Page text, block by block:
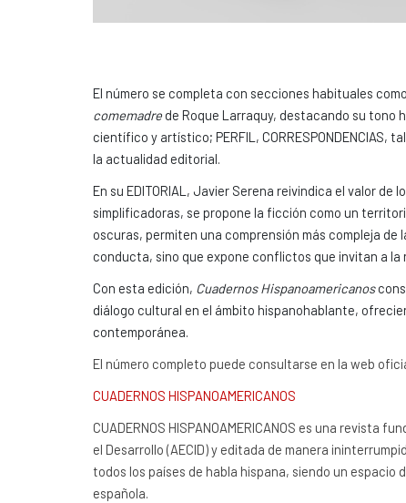
El número se completa con secciones habituales
comemadre de Roque Larraquy, destacando su tono
científico y artístico; PERFIL,
la actualidad editorial.
En su EDITORIAL, Javier Serena reivindica el valor
simplificadoras, se propone la ficción como un
oscuras, permiten una comprensión más compleja
conducta, sino que expone conflictos que invitan a la
Con esta edición, Cuadernos Hispanoamericanos
diálogo cultural en el ámbito hispanohablante,
contemporánea.
El número completo puede consultarse en la web
CUADERNOS HISPANOAMERICANOS
CUADERNOS HISPANOAMERICANOS es una revista
el Desarrollo (AECID) y editada de manera
todos los países de habla hispana, siendo un
española.